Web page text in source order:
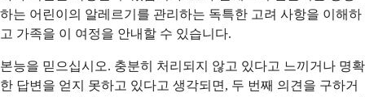
하는 어린이의 알레르기를 관리하는 독특한 고려 사항을 이해하
고 가족을 이 여정을 안내할 수 있습니다.
본능을 믿으십시오. 충분히 처리되지 않고 있다고 느끼거나 명확
한 답변을 얻지 못하고 있다고 생각되면, 두 번째 의견을 구하거